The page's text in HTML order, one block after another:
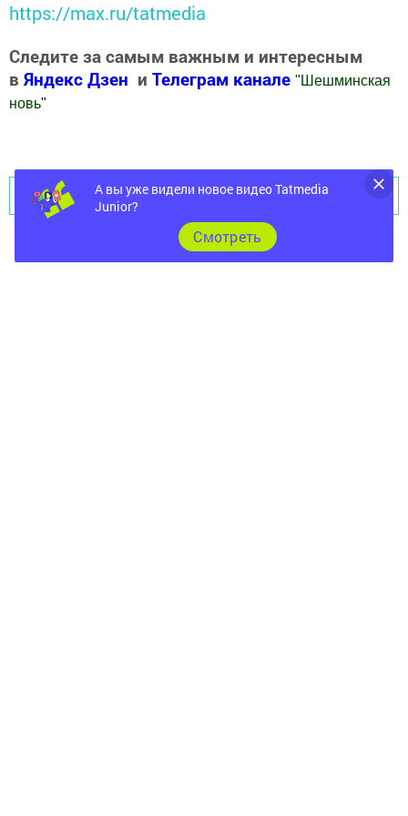
https://max.ru/tatmedia
Следите за самым важным и интересным
в Яндекс Дзен и Телеграм канале " Шешминская
новь"
Перейти на страницу новости
А вы уже видели новое видео Tatmedia
Junior?
Cмотреть